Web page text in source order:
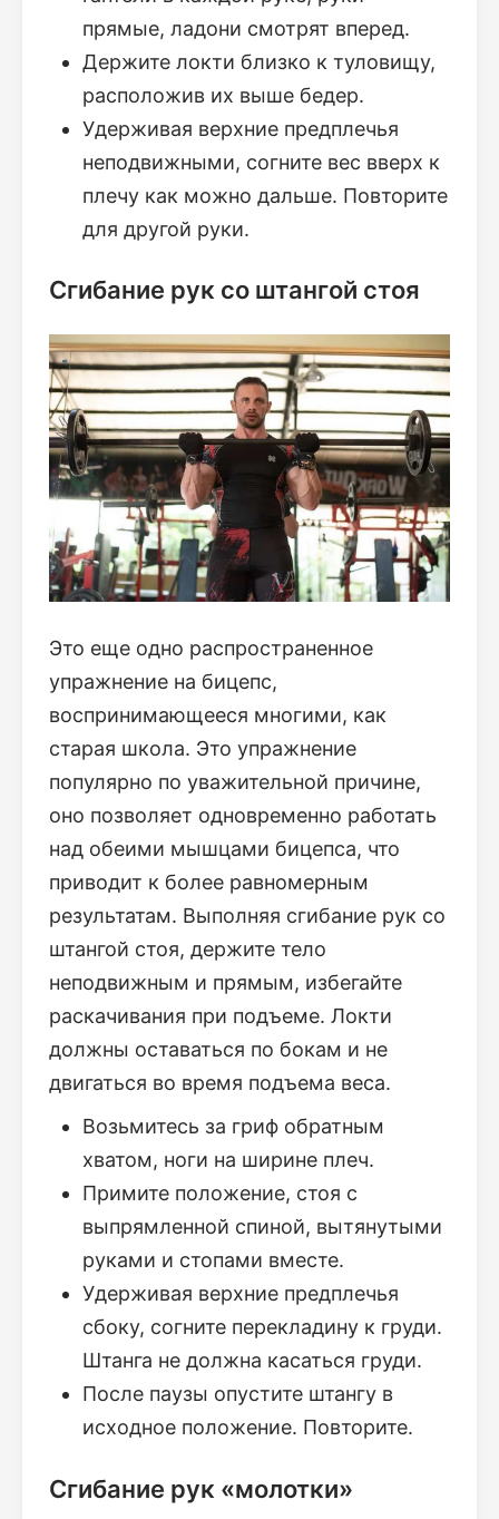
прямые, ладони смотрят вперед.
Держите локти близко к туловищу,
расположив их выше бедер.
Удерживая верхние предплечья
неподвижными, согните вес вверх к
плечу как можно дальше. Повторите
для другой руки.
Сгибание рук со штангой стоя
Это еще одно распространенное
упражнение на бицепс,
воспринимающееся многими, как
старая школа. Это упражнение
популярно по уважительной причине,
оно позволяет одновременно работать
над обеими мышцами бицепса, что
приводит к более равномерным
результатам. Выполняя сгибание рук со
штангой стоя, держите тело
неподвижным и прямым, избегайте
раскачивания при подъеме. Локти
должны оставаться по бокам и не
двигаться во время подъема веса.
Возьмитесь за гриф обратным
хватом, ноги на ширине плеч.
Примите положение, стоя с
выпрямленной спиной, вытянутыми
руками и стопами вместе.
Удерживая верхние предплечья
сбоку, согните перекладину к груди.
Штанга не должна касаться груди.
После паузы опустите штангу в
исходное положение. Повторите.
Сгибание рук «молотки»